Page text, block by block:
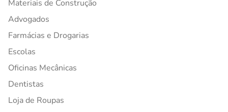
Materiais de Construção
Advogados
Farmácias e Drogarias
Escolas
Oficinas Mecânicas
Dentistas
Loja de Roupas